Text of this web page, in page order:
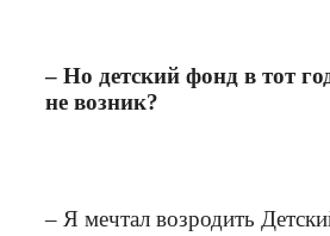
– Но детский фонд в тот
не возник?
– Я мечтал возродить